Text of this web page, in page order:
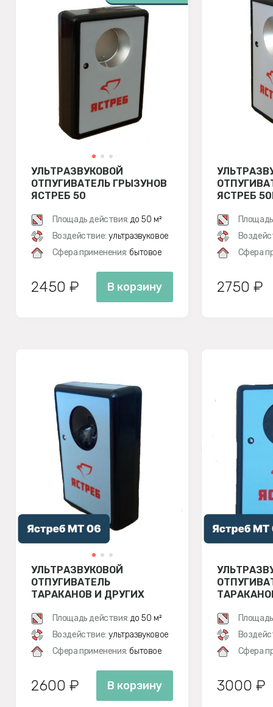
УЛЬТРАЗВУКОВОЙ
ОТПУГИВАТЕЛЬ ГРЫЗУНОВ
ЯСТРЕБ 50
Площадь действия: до 50 м²
Воздействие: ультразвуковое
Сфера применения: бытовое
2450 ₽ В корзину
ЯСТРЕБ
Сфера
2750 ₽
УЛЬТРАЗВУКОВОЙ
ОТПУГИВАТЕЛЬ
ТАРАКАНОВ И ДРУГИХ
Площадь действия: до 50 м²
Воздействие: ультразвуковое
Сфера применения: бытовое
2600 ₽ В корзину
06M
Сфера
3000 ₽